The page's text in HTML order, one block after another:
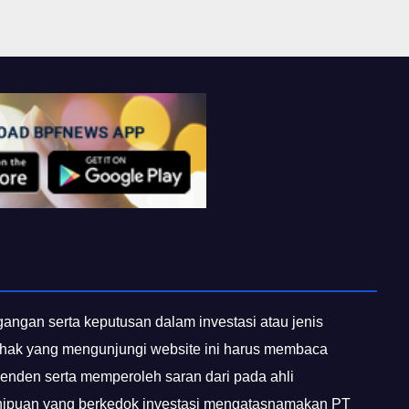
serta keputusan dalam investasi atau jenis
yang mengunjungi website ini harus membaca
serta memperoleh saran dari pada ahli
yang berkedok investasi mengatasnamakan PT